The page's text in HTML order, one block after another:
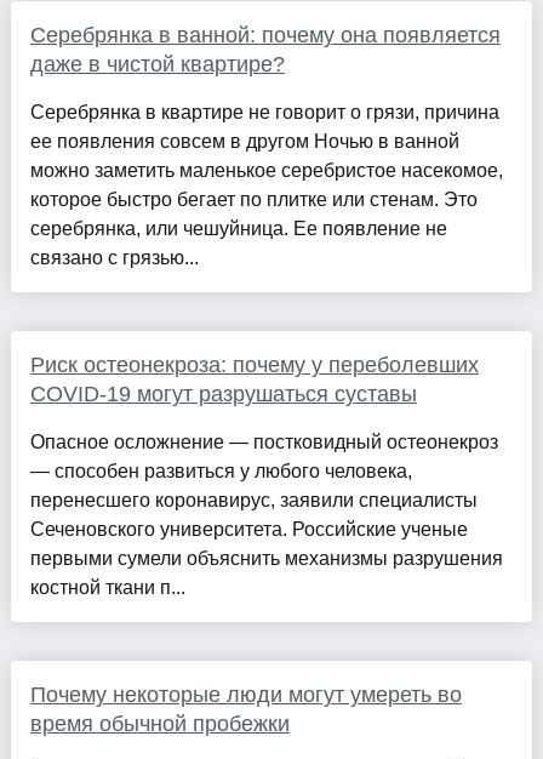
Серебрянка в ванной: почему она появляется
даже в чистой квартире?
Серебрянка в квартире не говорит о грязи, причина
ее появления совсем в другом Ночью в ванной
можно заметить маленькое серебристое насекомое,
которое быстро бегает по плитке или стенам. Это
серебрянка, или чешуйница. Ее появление не
связано с грязью...
Риск остеонекроза: почему у переболевших
COVID-19 могут разрушаться суставы
Опасное осложнение — постковидный остеонекроз
— способен развиться у любого человека,
перенесшего коронавирус, заявили специалисты
Сеченовского университета. Российские ученые
первыми сумели объяснить механизмы разрушения
костной ткани п...
Почему некоторые люди могут умереть во
время обычной пробежки